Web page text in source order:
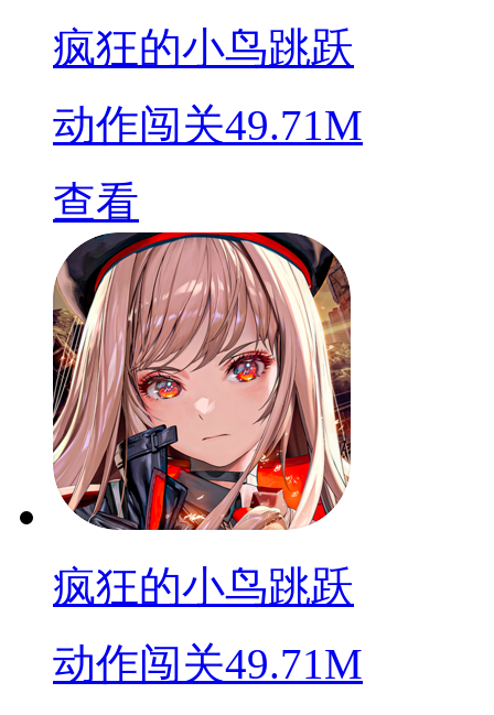
疯狂的小鸟跳跃
动作闯关49.71M
查看
疯狂的小鸟跳跃
动作闯关49.71M